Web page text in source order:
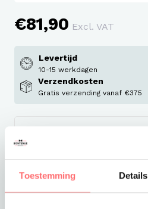
Toestemming Details
€81,90 Excl. VAT
Levertijd
10-15 werkdagen
Verzendkosten
Gratis verzending vanaf €375